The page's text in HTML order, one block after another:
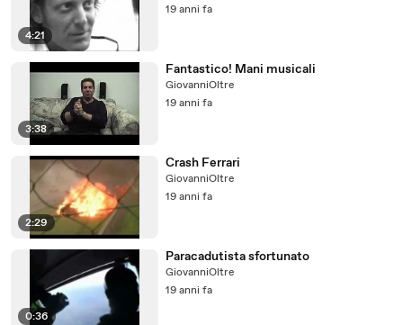
4:21
19 anni fa
3:38
Fantastico! Mani musicali
GiovanniOltre
19 anni fa
2:29
Crash Ferrari
GiovanniOltre
19 anni fa
0:36
Paracadutista sfortunato
GiovanniOltre
19 anni fa